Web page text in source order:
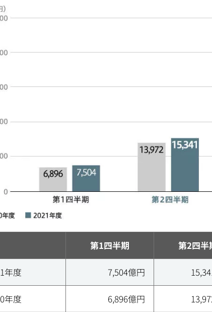
第1四半期 第2四半
年度 7,504億円
年度 6,896億円